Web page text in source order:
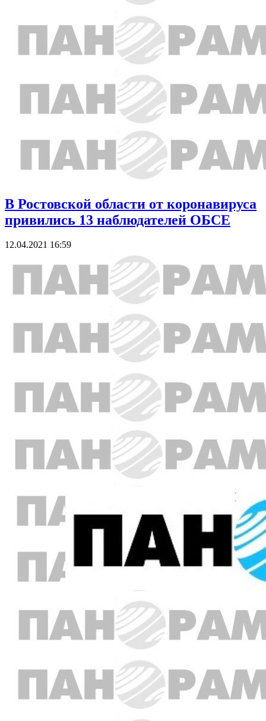
В Ростовской области от коронавируса
привились 13 наблюдателей ОБСЕ
12.04.2021 16:59